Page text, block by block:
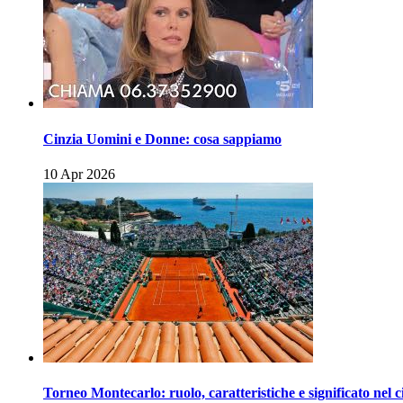
Cinzia Uomini e Donne: cosa sappiamo
10 Apr 2026
Torneo Montecarlo: ruolo, caratteristiche e significato nel